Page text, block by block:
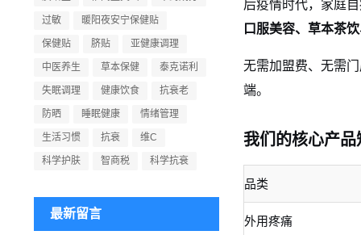
过敏 暖阳夜安宁保健贴
保健贴 脐贴 亚健康调理
中医养生 草本保健 泰克诺利
失眠调理 健康饮食 抗衰老
防晒 睡眠健康 情绪管理
生活习惯 抗衰 维C
科学护肤 智商税 科学抗衰
最新留言
后疫情时代，家庭
口服美容、草本茶
无需加盟费、无需
端。
我们的核心产
品类
外用疼痛